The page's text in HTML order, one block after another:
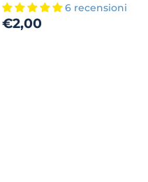
6 recensioni
Prezzo
€2,00